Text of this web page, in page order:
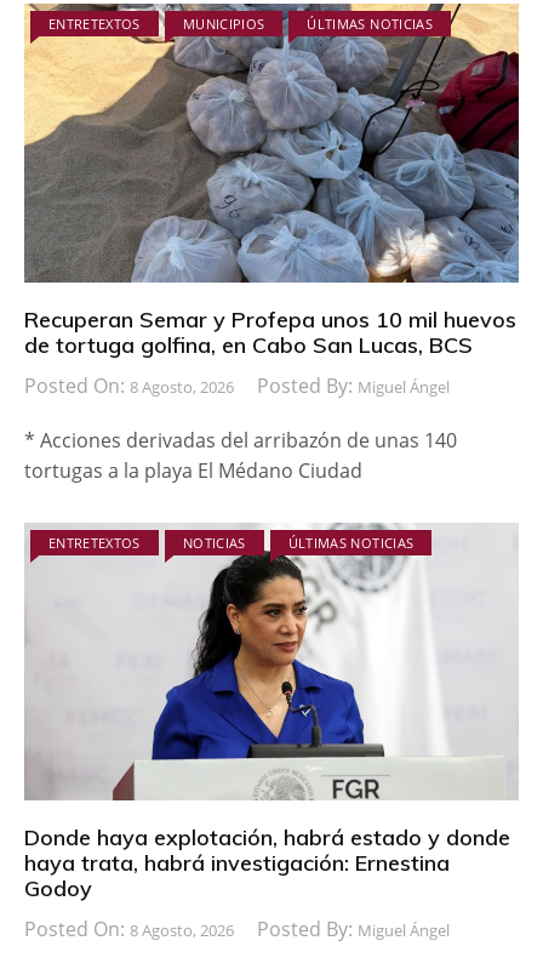
ENTRETEXTOS MUNICIPIOS ÚLTIMAS NOTICIAS
Recuperan Semar y Profepa unos 10 mil huevos
de tortuga golfina, en Cabo San Lucas, BCS
Posted On: 8 Agosto, 2026 Posted By: Miguel Ángel
* Acciones derivadas del arribazón de unas 140
tortugas a la playa El Médano Ciudad
ENTRETEXTOS NOTICIAS ÚLTIMAS NOTICIAS
Donde haya explotación, habrá estado y donde
haya trata, habrá investigación: Ernestina
Godoy
Posted On: 8 Agosto, 2026 Posted By: Miguel Ángel